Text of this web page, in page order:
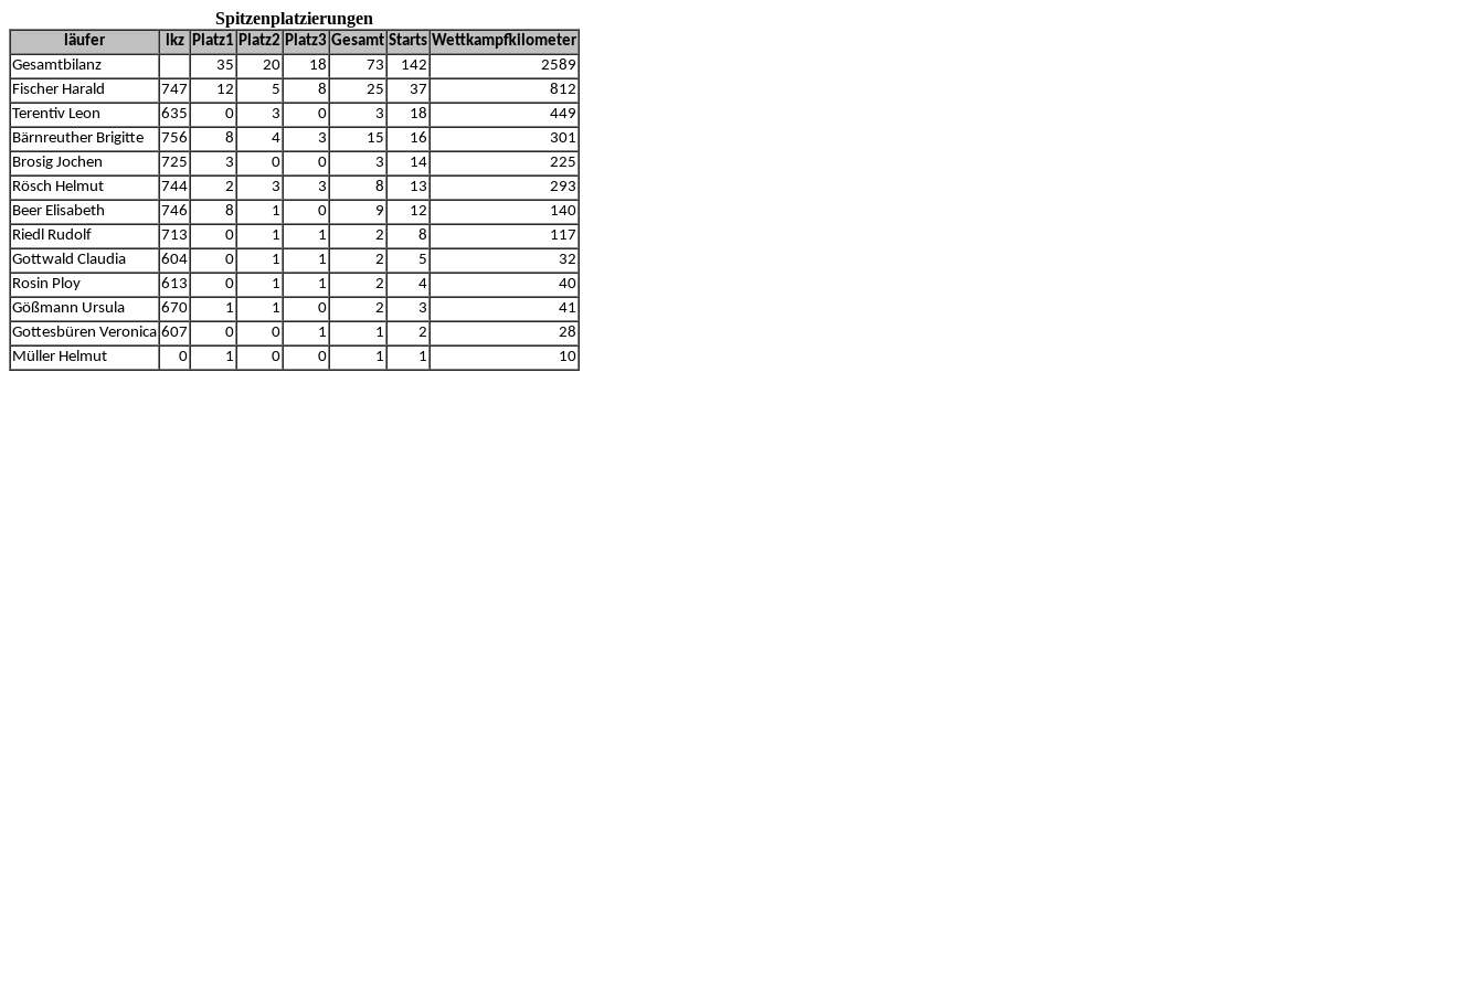
Spitzenplatzierungen
läufer lkz Platz1 Platz2 Platz3 Gesamt Starts Wettkampfkilometer
Gesamtbilanz
35 20 18 73 142
2589
Fischer Harald
747 12 5 8 25 37
812
Terentiv Leon
635 0 3 0 3 18
449
Bärnreuther Brigitte
756 8 4 3 15 16
301
Brosig Jochen
725 3 0 0 3 14
225
Rösch Helmut
744 2 3 3 8 13
293
Beer Elisabeth
746 8 1 0 9 12
140
Riedl Rudolf
713 0 1 1 2 8
117
Gottwald Claudia
604 0 1 1 2 5
32
Rosin Ploy
613 0 1 1 2 4
40
Gößmann Ursula
670 1 1 0 2 3
41
Gottesbüren Veronica 607 0 0 1 1 2
28
Müller Helmut
0 1 0 0 1 1 10